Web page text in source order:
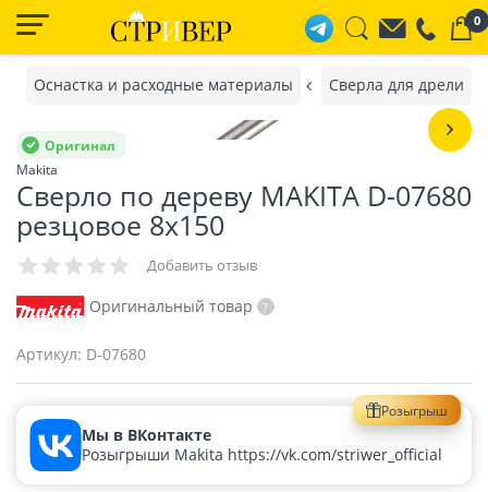
0
Оснастка и расходные материалы Сверла для дрели
Оригинал
Makita
Сверло по дереву MAKITA D-07680
резцовое 8x150
Добавить отзыв
Оригинальный товар
Артикул: D-07680
Розыгрыш
Мы в ВКонтакте
Розыгрыши Makita https://vk.com/striwer_official